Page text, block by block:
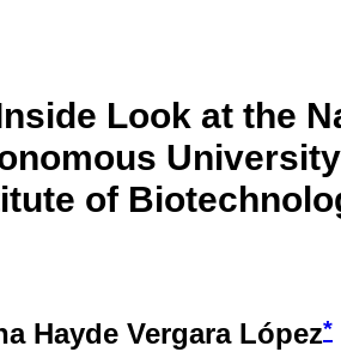
Look at the
of
Hayde Vergara López*